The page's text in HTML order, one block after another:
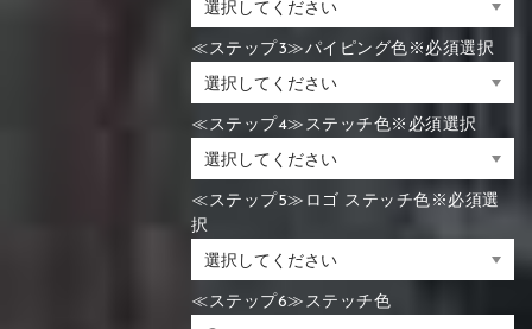
≪ステップ3≫パイピング色※必須選択
≪ステップ4≫ステッチ色※必須選択
≪ステップ5≫ロゴ ステッチ色※必須選
択
≪ステップ6≫ステッチ色